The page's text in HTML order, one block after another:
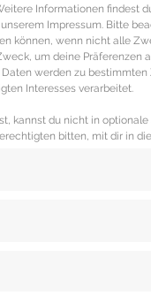
Informationen findest
Impressum. Bitte
können, wenn nicht alle
um deine Präferenzen
werden zu
Interesses verarbeitet.
kannst du nicht in
bitten, mit dir in